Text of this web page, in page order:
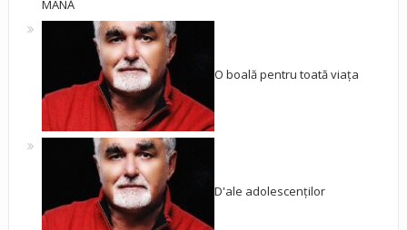
MÂNĂ
O boală pentru toată viața
D'ale adolescenților